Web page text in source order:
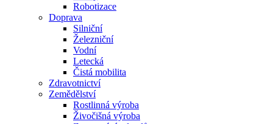
Robotizace
Doprava
Silniční
Železniční
Vodní
Letecká
Čistá mobilita
Zdravotnictví
Zemědělství
Rostlinná výroba
Živočišná výroba